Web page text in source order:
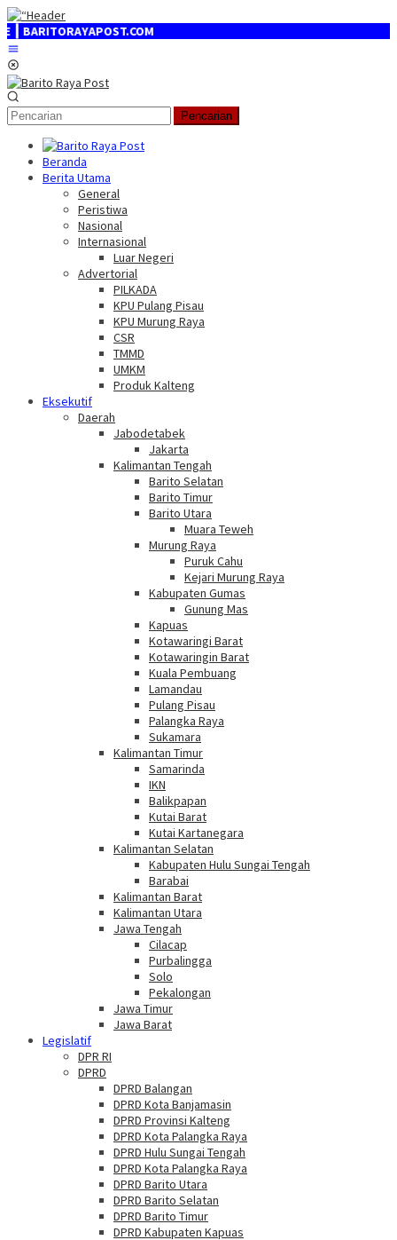
Loncat
ke
konten
Pencarian
Beranda
Berita Utama
General
Peristiwa
Nasional
Internasional
Luar Negeri
Advertorial
PILKADA
KPU Pulang Pisau
KPU Murung Raya
CSR
TMMD
UMKM
Produk Kalteng
Eksekutif
Daerah
Jabodetabek
Jakarta
Kalimantan Tengah
Barito Selatan
Barito Timur
Barito Utara
Muara Teweh
Murung Raya
Puruk Cahu
Kejari Murung Raya
Kabupaten Gumas
Gunung Mas
Kapuas
Kotawaringi Barat
Kotawaringin Barat
Kuala Pembuang
Lamandau
Pulang Pisau
Palangka Raya
Sukamara
Kalimantan Timur
Samarinda
IKN
Balikpapan
Kutai Barat
Kutai Kartanegara
Kalimantan Selatan
Kabupaten Hulu Sungai Tengah
Barabai
Kalimantan Barat
Kalimantan Utara
Jawa Tengah
Cilacap
Purbalingga
Solo
Pekalongan
Jawa Timur
Jawa Barat
Legislatif
DPR RI
DPRD
DPRD Balangan
DPRD Kota Banjamasin
DPRD Provinsi Kalteng
DPRD Kota Palangka Raya
DPRD Hulu Sungai Tengah
DPRD Kota Palangka Raya
DPRD Barito Utara
DPRD Barito Selatan
DPRD Barito Timur
DPRD Kabupaten Kapuas